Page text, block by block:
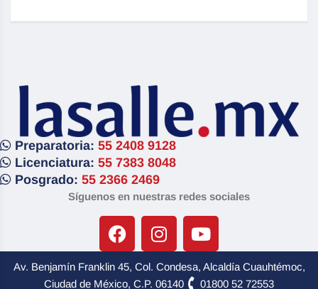
Preparatoria: 55 2408 9128
Licenciatura: 55 7383 8048
Posgrado: 55 2366 2469
Síguenos en nuestras redes sociales
Av. Benjamín Franklin 45, Col. Condesa, Alcaldía Cuauhtémoc,
Ciudad de México, C.P. 06140
01800 52 72553